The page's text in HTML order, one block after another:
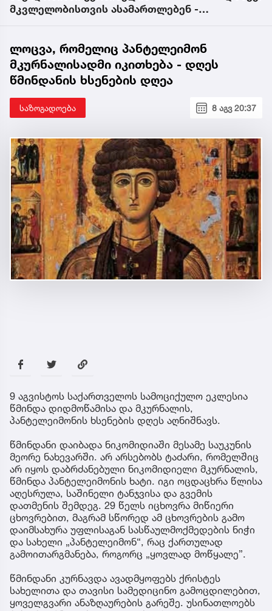
მკვლელობისთვის ასამართლებენ -
ლოცვა, რომელიც პანტელეიმონ
მკურნალისადმი იკითხება - დღეს
წმინდანის ხსენების დღეა
საზოგადოება 8 აგვ 20:37
9 აგვისტოს საქართველოს სამოციქულო ეკლესია
წმინდა დიდმოწამისა და მკურნალის,
პანტელეიმონის ხსენების დღეს აღნიშნავს.
წმინდანი დაიბადა ნიკომიდიაში მესამე საუკუნის
მეორე ნახევარში. არ არსებობს ტაძარი, რომელშიც
არ იყოს დაბრძანებული ნიკომიდიელი მკურნალის,
წმინდა პანტელეიმონის ხატი. იგი ოცდაცხრა წლისა
აღესრულა, საშინელი ტანჯვისა და გვემის
დათმენის შემდეგ. 29 წელს იცხოვრა მიწიერი
ცხოვრებით, მაგრამ სწორედ ამ ცხოვრების გამო
დაიმსახურა უფლისაგან სასწაულმოქმედების ნიჭი
და სახელი „პანტელეიმონ“, რაც ქართულად
გამოითარგმანება, როგორც „ყოვლად მოწყალე”.
წმინდანი კურნავდა ავადმყოფებს ქრისტეს
სახელითა და თავისი სამედიცინო გამოცდილებით,
ყოველგვარი ანაზღაურების გარეშე. უსინათლოებს